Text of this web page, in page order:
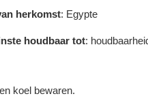
herkomst: Egypte
houdbaar tot:
koel bewaren.